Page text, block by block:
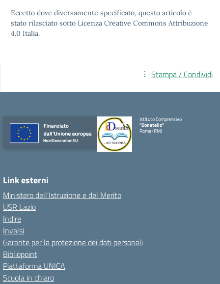
Eccetto dove diversamente specificato, questo articolo è
stato rilasciato sotto Licenza Creative Commons Attribuzione
4.0 Italia.
Stampa / Condividi
Istituto Comprensivo
"Donatello"
Roma (RM)
Link esterni
Ministero dell'Istruzione e del Merito
USR Lazio
Indire
Invalsi
Garante per la protezione dei dati personali
Bibliopoint
Piattaforma UNICA
Scuola in chiaro